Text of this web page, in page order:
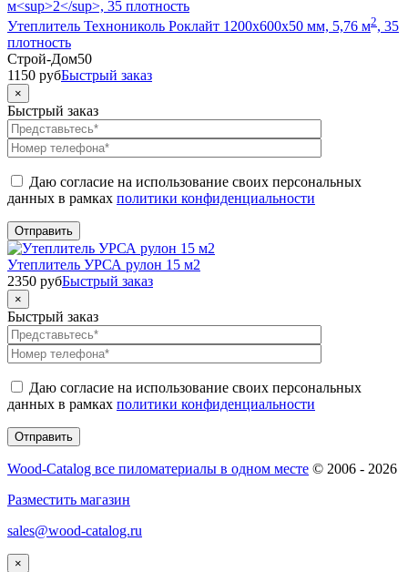
Утеплитель Технониколь Роклайт 1200x600x50 мм, 5,76 м2, 35
плотность
Строй-Дом50
1150 рубБыстрый заказ
×
Быстрый заказ
Даю согласие на использование своих персональных
данных в рамках политики конфиденциальности
Утеплитель УРСА рулон 15 м2
2350 рубБыстрый заказ
×
Быстрый заказ
Даю согласие на использование своих персональных
данных в рамках политики конфиденциальности
Wood-Catalog все пиломатериалы в одном месте © 2006 - 2026
Разместить магазин
sales@wood-catalog.ru
×